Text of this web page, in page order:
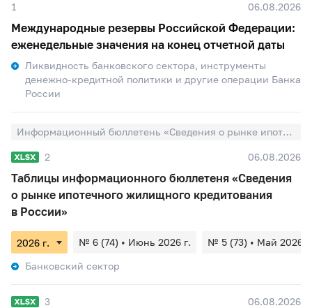
1 06.08.2026
Международные резервы Российской Федерации:
еженедельные значения на конец отчетной даты
Ликвидность банковского сектора, инструменты
денежно-кредитной политики и другие операции Банка
России
Информационный бюллетень «Сведения о рынке ипотечного жилищного кредитования в России»
2 06.08.2026
Таблицы информационного бюллетеня «Сведения
о рынке ипотечного жилищного кредитования
в России»
№ 6 (74) • Июнь 2026 г.
№ 5 (73) • Май 2026 г.
Банковский сектор
3 06.08.2026